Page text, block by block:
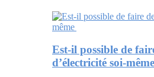
Est-il possible de
d’électricité soi-